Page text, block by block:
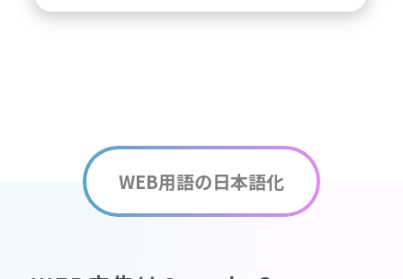
WEB用語の日本語化